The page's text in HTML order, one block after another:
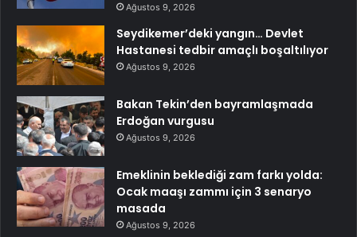
Ağustos 9, 2026
Seydikemer’deki yangın… Devlet
Hastanesi tedbir amaçlı boşaltılıyor
Ağustos 9, 2026
Bakan Tekin’den bayramlaşmada
Erdoğan vurgusu
Ağustos 9, 2026
Emeklinin beklediği zam farkı yolda:
Ocak maaşı zammı için 3 senaryo
masada
Ağustos 9, 2026